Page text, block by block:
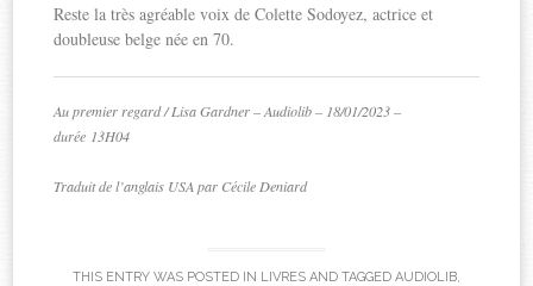
Reste la très agréable voix de Colette Sodoyez, actrice et
doubleuse belge née en 70.
Au premier regard / Lisa Gardner – Audiolib – 18/01/2023 –
durée 13H04
Traduit de l’anglais USA par Cécile Deniard
THIS ENTRY WAS POSTED IN LIVRES AND TAGGED AUDIOLIB,